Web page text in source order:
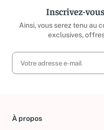
Inscrivez-
Ainsi, vous serez tenu au
exclusives,
À propos